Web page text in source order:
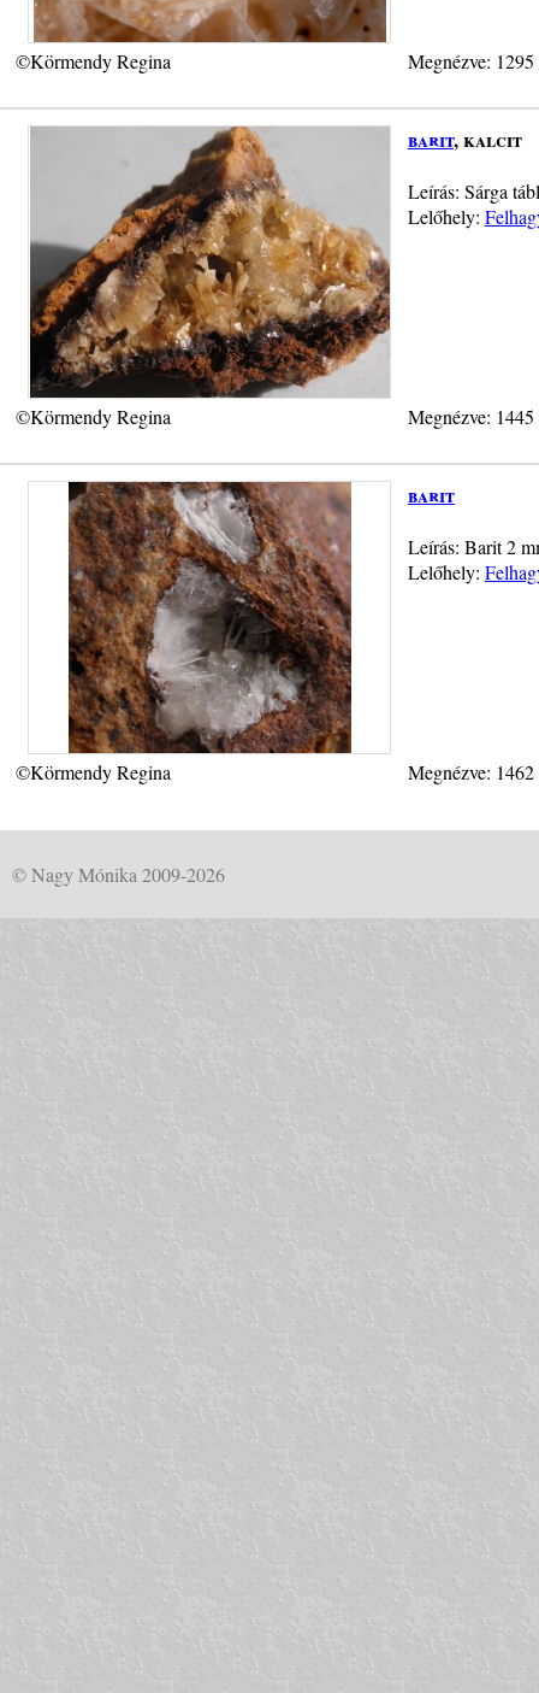
©Körmendy Regina Megnézve:
barit, kalcit
Leírás: Sárga
Lelőhely:
©Körmendy Regina Megnézve:
barit
Leírás: Barit 2
Lelőhely:
©Körmendy Regina Megnézve:
© Nagy Mónika 2009-2026